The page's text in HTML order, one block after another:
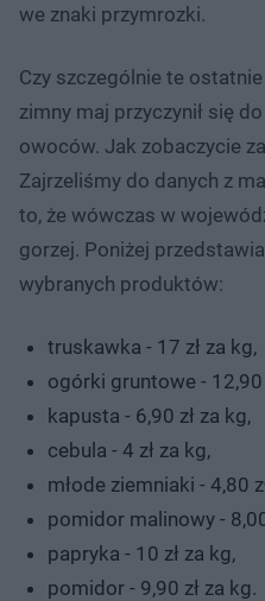
we znaki przymrozki.
Czy szczególnie te
zimny maj przyczynił się
owoców. Jak zobaczycie
Zajrzeliśmy do danych z
to, że wówczas w
gorzej. Poniżej
wybranych produktów:
truskawka - 17 zł za kg,
ogórki gruntowe - 12,90
kapusta - 6,90 zł za kg,
cebula - 4 zł za kg,
młode ziemniaki - 4,80
pomidor malinowy -
papryka - 10 zł za kg,
pomidor - 9,90 zł za kg.